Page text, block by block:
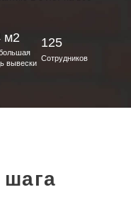
м2
вывески
125
Сотрудников